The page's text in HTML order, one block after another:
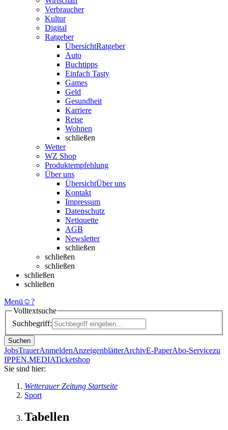
Verbraucher
Kultur
Digital
Ratgeber
ÜbersichtRatgeber
Auto
Buchtipps
Einfach Tasty
Games
Geld
Gesundheit
Karriere
Reise
Wohnen
schließen
Wetter
WZ Shop
Produktempfehlung
Über uns
ÜbersichtÜber uns
Kontakt
Impressum
Datenschutz
Netiquette
AGB
Newsletter
schließen
schließen
schließen
schließen
schließen
Menü ☺?
Volltextsuche
Suchbegriff:
Suchen
JobsTrauerAnmeldenAnzeigenblätterArchivE-PaperAbo-Servicezu
IPPEN.MEDIATicketshop
Sie sind hier:
Wetterauer Zeitung Startseite
Sport
Tabellen